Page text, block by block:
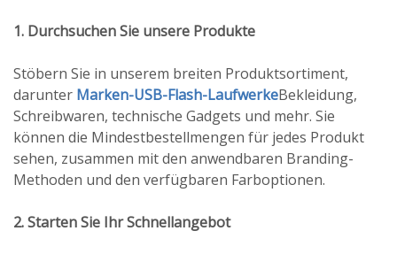
1. Durchsuchen Sie unsere Produkte
Stöbern Sie in unserem breiten Produktsortiment,
darunter Marken-USB-Flash-LaufwerkeBekleidung,
Schreibwaren, technische Gadgets und mehr. Sie
können die Mindestbestellmengen für jedes Produkt
sehen, zusammen mit den anwendbaren Branding-
Methoden und den verfügbaren Farboptionen.
2. Starten Sie Ihr Schnellangebot